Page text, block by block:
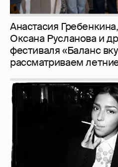
Анастасия
Оксана Русланова и
фестиваля «Баланс
рассматриваем